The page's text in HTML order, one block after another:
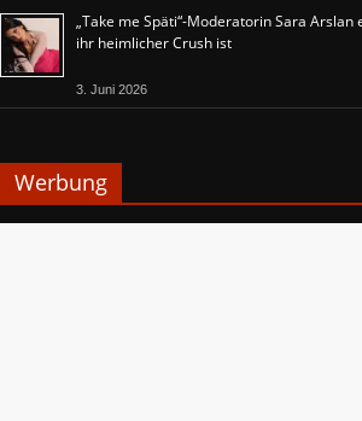
„Take me Späti“-Moderatorin Sara
ihr heimlicher Crush ist
3. Juni 2026
Werbung